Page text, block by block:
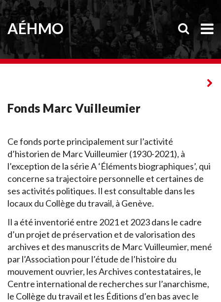
AÉHMO
Fonds Marc Vuilleumier
Ce fonds porte principalement sur l’activité
d’historien de Marc Vuilleumier (1930-2021), à
l’exception de la série A ‘Éléments biographiques’, qui
concerne sa trajectoire personnelle et certaines de
ses activités politiques. Il est consultable dans les
locaux du Collège du travail, à Genève.
Il a été inventorié entre 2021 et 2023 dans le cadre
d’un projet de préservation et de valorisation des
archives et des manuscrits de Marc Vuilleumier, mené
par l’Association pour l’étude de l’histoire du
mouvement ouvrier, les Archives contestataires, le
Centre international de recherches sur l’anarchisme,
le Collège du travail et les Éditions d’en bas avec le